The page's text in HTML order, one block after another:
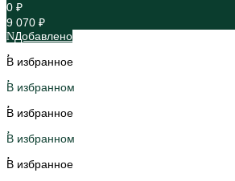
0 ₽
9 070 ₽
Добавлено
В избранное
В избранном
В избранное
В избранном
В избранное